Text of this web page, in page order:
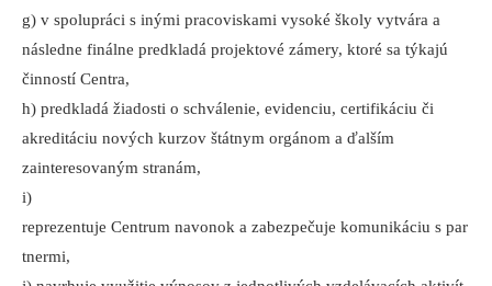
g) v spolupráci s inými pracoviskami vysoké školy vytvára a
následne finálne predkladá projektové zámery, ktoré sa týkajú
činností Centra,
h) predkladá žiadosti o schválenie, evidenciu, certifikáciu či
akreditáciu nových kurzov štátnym orgánom a ďalším
zainteresovaným stranám,
i)
reprezentuje Centrum navonok a zabezpečuje komunikáciu s par
tnermi,